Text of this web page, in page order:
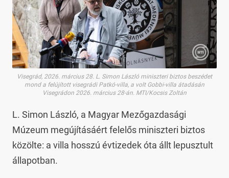
Visegrád, 2026. március 28. L. Simon László miniszteri biztos beszédet
mond a felújított visegrádi Patkó-villa, a volt Gobbi-villa átadásán
Visegrádon 2026. március 28-án. MTI/Kocsis Zoltán
L. Simon László, a Magyar Mezőgazdasági
Múzeum megújításáért felelős miniszteri biztos
közölte: a villa hosszú évtizedek óta állt lepusztult
állapotban.